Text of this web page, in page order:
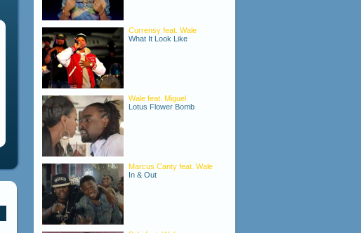
Currensy feat. Wale
What It Look Like
Wale feat. Miguel
Lotus Flower Bomb
Marcus Canty feat. Wale
In & Out